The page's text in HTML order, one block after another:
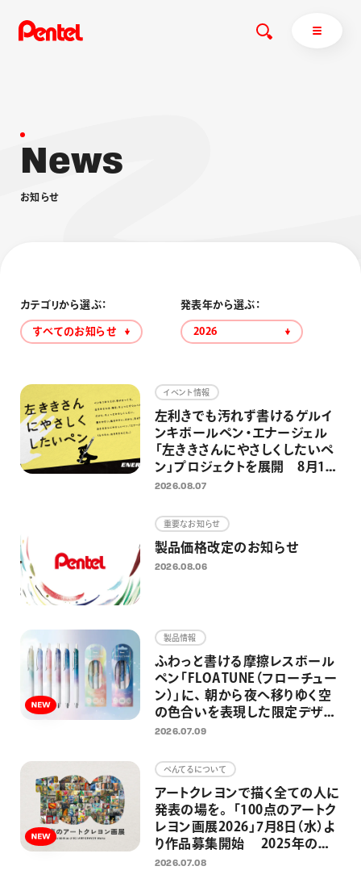
商品を探す
ブラッシュ（筆）
その他
採用情報
運営会社
News
お知 らせ
カテゴリから選ぶ：
すべてのお知らせ
発表年から選ぶ：
2026
イベント情報
左利きでも汚れず書けるゲルイ
ンキボールペン・エナージェル
「左ききさんにやさしくしたいペ
ン」プロジェクトを展開 8月13
日 国際左利きの日に向けた「左
トを実施
2026.08.07
重要なお知らせ
製品価格改定のお知らせ
2026.08.06
製品情報
ふわっと書ける摩擦レスボール
ペン「FLOATUNE（フローチュー
ン）」に、 朝から夜へ移りゆく空
の色合いを表現した限定デザイ
ンが登場 忙しい毎日の中でふ
ックス感のある仕上がりに
2026.07.09
ぺんてるについて
アートクレヨンで描く全ての人に
発表の場を。 「100点のアートク
レヨン画展2026」7月8日（水）よ
り作品募集開始 2025年の応
募総数約2300点、今年も応募作
2026.07.08